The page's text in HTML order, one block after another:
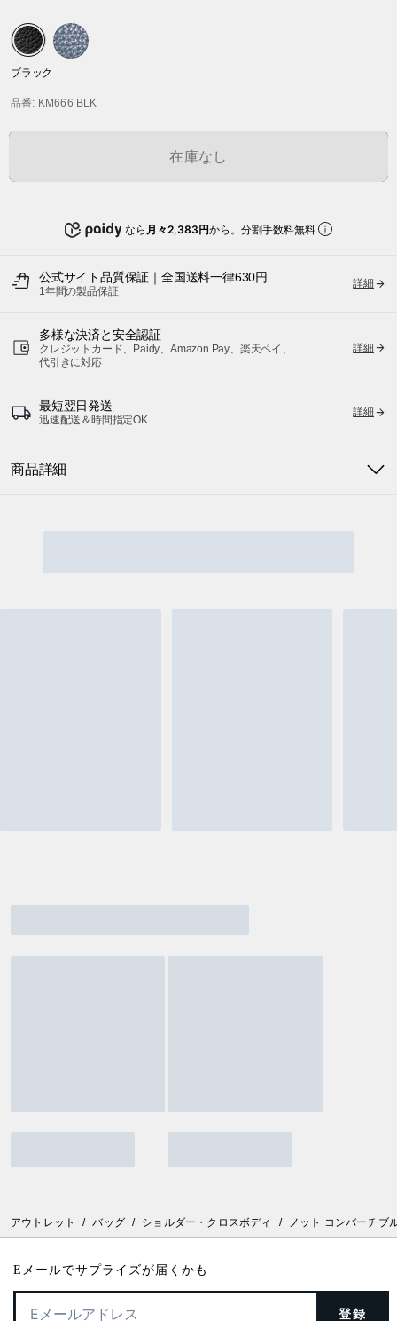
ブラック
品番: KM666 BLK
在庫なし
なら 月々2,383円から。分割手数料無料
公式サイト品質保証｜全国送料一律630円
1年間の製品保証
詳細
多様な決済と安全認証
クレジットカード、Paidy、Amazon Pay、楽天ペイ、
代引きに対応
詳細
最短翌日発送
迅速配送＆時間指定OK
詳細
商品詳細
アウトレット / バッグ / ショルダー・クロスボディ / ノット コンバーチブ
Eメールでサプライズが届くかも
登録